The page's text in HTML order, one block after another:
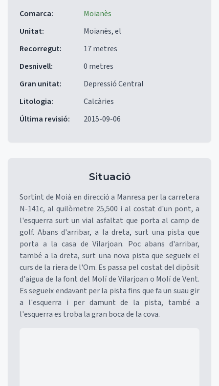
Comarca:
Moianès
Unitat:
Moianès, el
Recorregut:
17 metres
Desnivell:
0 metres
Gran unitat:
Depressió Central
Litologia:
Calcàries
Última revisió: 2015-09-06
Situació
Sortint de Moià en direcció a Manresa per la carretera
N-141c, al quilòmetre 25,500 i al costat d'un pont, a
l'esquerra surt un vial asfaltat que porta al camp de
golf. Abans d'arribar, a la dreta, surt una pista que
porta a la casa de Vilarjoan. Poc abans d'arribar,
també a la dreta, surt una nova pista que segueix el
curs de la riera de l'Om. Es passa pel costat del dipòsit
d'aigua de la font del Molí de Vilarjoan o Molí de Vent.
Es segueix endavant per la pista fins que fa un suau gir
a l'esquerra i per damunt de la pista, també a
l'esquerra es troba la gran boca de la cova.